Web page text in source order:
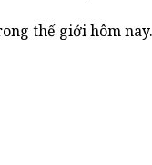
thế giới hôm nay.